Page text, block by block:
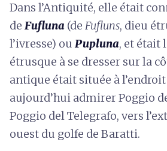
Dans l’Antiquité, elle était
de Fufluna (de Fufluns, dieu
l’ivresse) ouPupluna, et était
étrusque à se dresser sur la
antique était située à
aujourd’hui admirer Poggio
Poggio del Telegrafo, vers
ouest du golfe de Baratti.